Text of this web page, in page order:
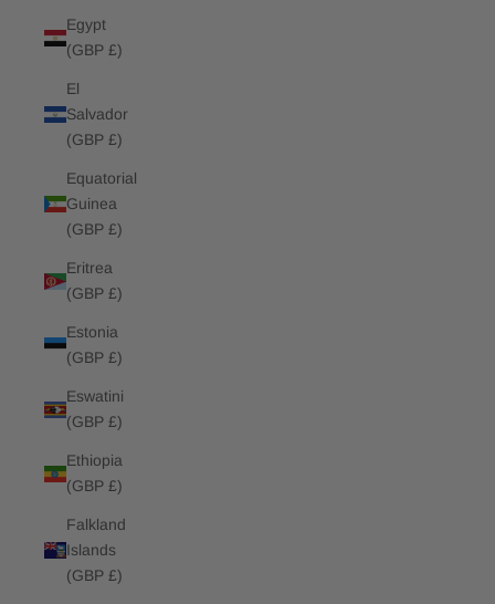
Egypt
(GBP £)
El
Salvador
(GBP £)
Equatorial
Guinea
(GBP £)
Eritrea
(GBP £)
Estonia
(GBP £)
Eswatini
(GBP £)
Ethiopia
(GBP £)
Falkland
Islands
(GBP £)